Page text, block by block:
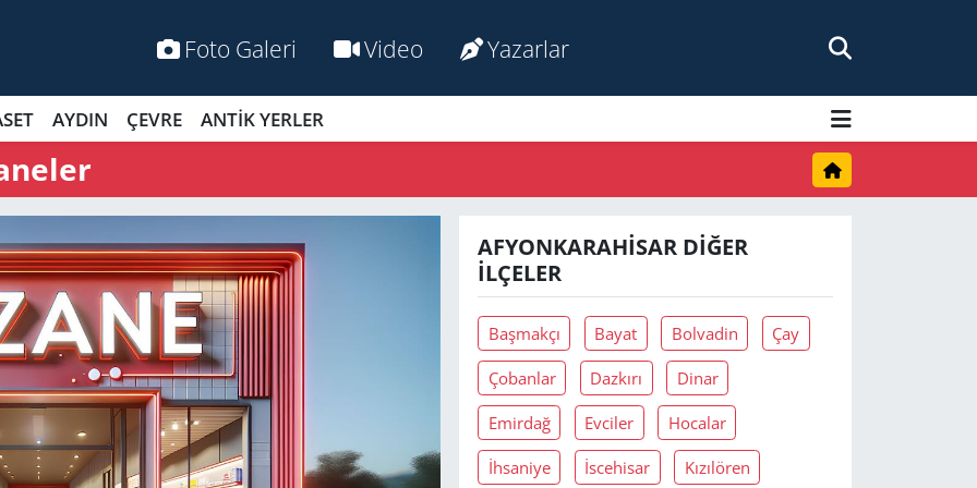
Foto Galeri Video Yazarlar
AYDIN ÇEVRE ANTİK YERLER
AFYONKARAHISAR DIĞER
İLÇELER
Başmakçı Bayat Bolvadin Çay
Çobanlar Dazkırı Dinar
Emirdağ Evciler Hocalar
İhsaniye İscehisar Kızılören